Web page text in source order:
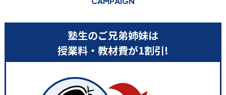
塾生のご兄弟姉妹は
授業料・教材費が1割引!